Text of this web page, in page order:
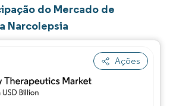
do Mercado de
Narcolepsia
Ações